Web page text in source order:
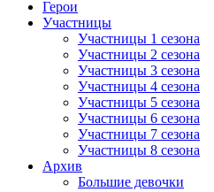
Герои
Участницы
Участницы 1 сезона
Участницы 2 сезона
Участницы 3 сезона
Участницы 4 сезона
Участницы 5 сезона
Участницы 6 сезона
Участницы 7 сезона
Участницы 8 сезона
Архив
Большие девочки